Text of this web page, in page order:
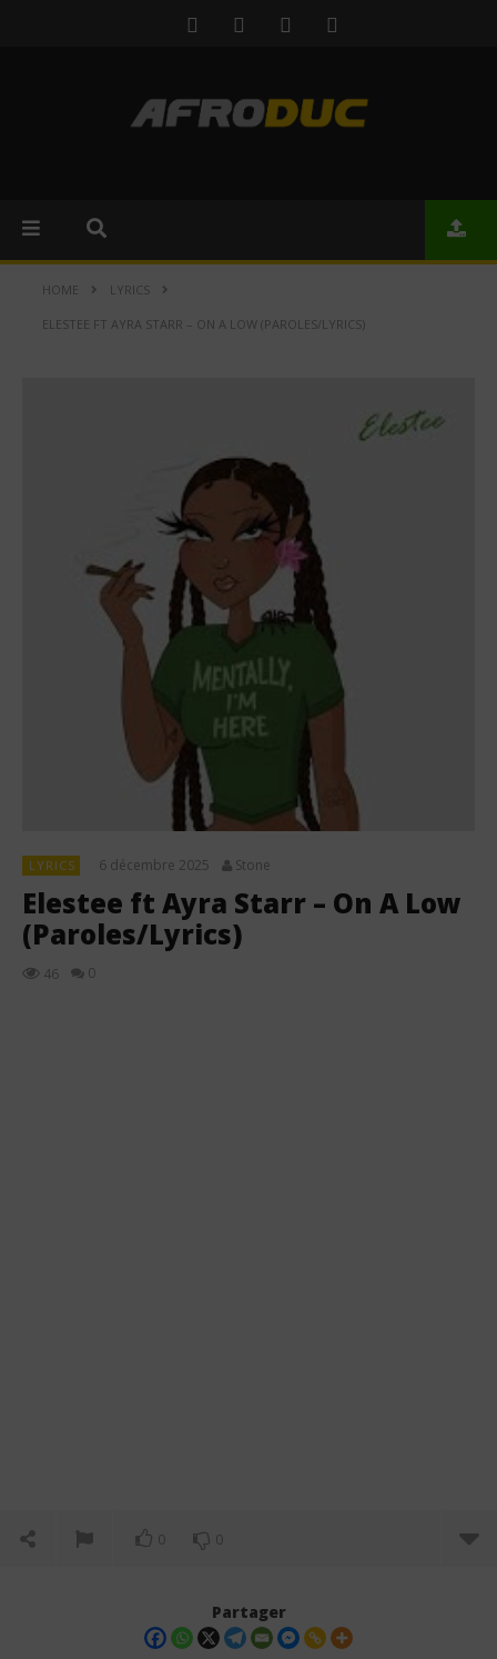
HOME LYRICS
ELESTEE FT AYRA STARR – ON A LOW (PAROLES/LYRICS)
LYRICS 6 décembre 2025 Stone
Elestee ft Ayra Starr – On A Low
(Paroles/Lyrics)
46 0
0 0
Partager